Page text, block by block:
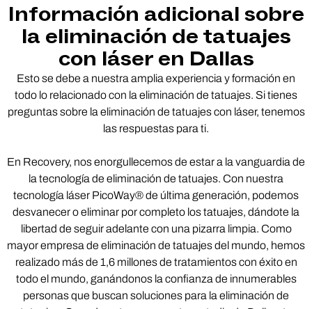
Información adicional sobre
la eliminación de tatuajes
con láser en Dallas
Esto se debe a nuestra amplia experiencia y formación en
todo lo relacionado con la eliminación de tatuajes. Si tienes
preguntas sobre la eliminación de tatuajes con láser, tenemos
las respuestas para ti.
En Recovery, nos enorgullecemos de estar a la vanguardia de
la tecnología de eliminación de tatuajes. Con nuestra
tecnología láser PicoWay® de última generación, podemos
desvanecer o eliminar por completo los tatuajes, dándote la
libertad de seguir adelante con una pizarra limpia. Como
mayor empresa de eliminación de tatuajes del mundo, hemos
realizado más de 1,6 millones de tratamientos con éxito en
todo el mundo, ganándonos la confianza de innumerables
personas que buscan soluciones para la eliminación de